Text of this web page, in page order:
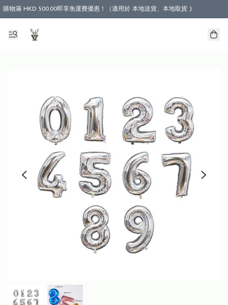
購物滿 HKD 500.00即享免運費優惠！（適用於 本地送貨、本地取貨 )